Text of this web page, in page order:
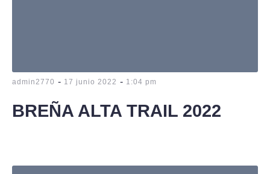
admin2770 - 17 junio 2022 - 1:04 pm
BREÑA ALTA TRAIL 2022